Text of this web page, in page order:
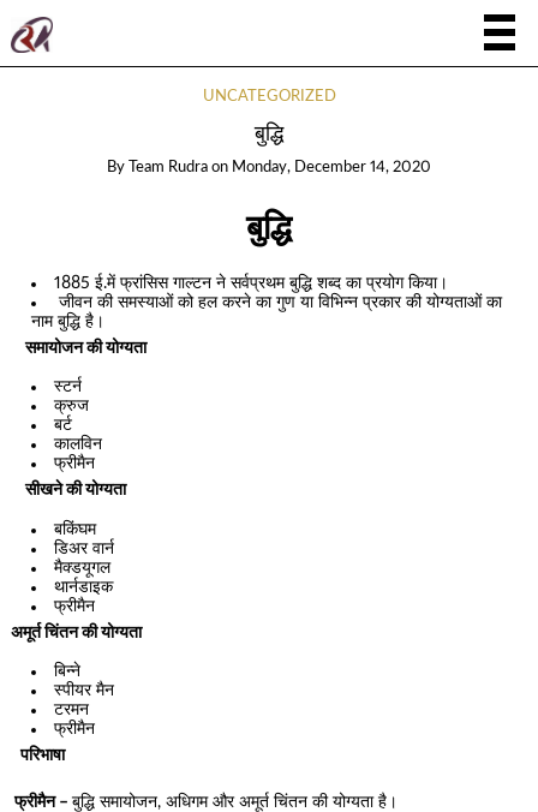
UNCATEGORIZED
बुद्धि
By Team Rudra on Monday, December 14, 2020
बुद्धि
1885 ई.में फ्रांसिस गाल्टन ने सर्वप्रथम बुद्धि शब्द का प्रयोग किया।
जीवन की समस्याओं को हल करने का गुण या विभिन्न प्रकार की योग्यताओं का
नाम बुद्धि है।
समायोजन की योग्यता
स्टर्न
क्रुज
बर्ट
कालविन
फ्रीमैन
सीखने की योग्यता
बकिंघम
डिअर वार्न
मैक्डयूगल
थार्नडाइक
फ्रीमैन
अमूर्त चिंतन की योग्यता
बिन्ने
स्पीयर मैन
टरमन
फ्रीमैन
परिभाषा
फ्रीमैन – बुद्धि समायोजन, अधिगम और अमूर्त चिंतन की योग्यता है।